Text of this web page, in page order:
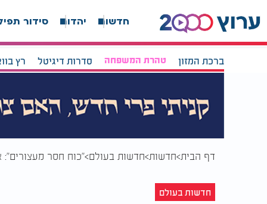
חדשות יהדות סידור
ברכת המזון טהרת המשפחה סדרות דיגיטל רץ
דף הבית חדשות חדשות בעולם "כוח חסר מעצורים":
חדשות בעולם